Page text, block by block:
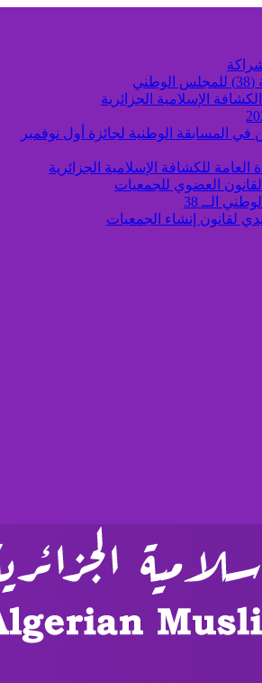
شراكة
الإسلامية الجزائرية
في المسابقة الوطنية لجائزة أول نوفمبر
للكشافة الإسلامية الجزائرية
العضوي للجمعيات
الــ 38
لقانون إنشاء الجمعيات